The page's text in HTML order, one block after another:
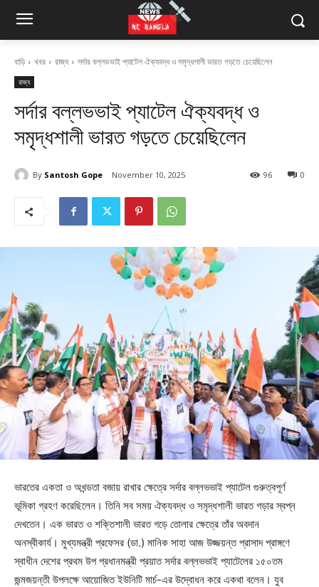
বাড়ি খবর রাজ্য সর্দার বল্লভভাই প্যাটেল ঐক্যবদ্ধ ও সমৃদ্ধশালী ভারত গড়তে চেয়েছিলেন
রাজ্য
সর্দার বল্লভভাই প্যাটেল ঐক্যবদ্ধ ও
সমৃদ্ধশালী ভারত গড়তে চেয়েছিলেন
By Santosh Gope November 10, 2025 0
96
ভারতের একতা ও অখন্ডতা বজায় রাখার ক্ষেত্রে সর্দার বল্লভভাই প্যাটেল গুরুত্বপূর্ণ
ভূমিকা গ্রহণ করেছিলেন। তিনি সব সময় ঐক্যবদ্ধ ও সমৃদ্ধশালী ভারত গড়ার স্বপ্ন
দেখতেন। এক ভারত ও শক্তিশালী ভারত গড়ে তোলার ক্ষেত্রে তাঁর অবদান
অনস্বীকার্য। মুখ্যমন্ত্রী প্রফেসর (ডা.) মানিক সাহা আজ উজ্জয়ন্ত প্রাসাদ প্রাঙ্গণে
স্বাধীন দেশের প্রথম উপ প্রধানমন্ত্রী প্রয়াত সর্দার বল্লভভাই প্যাটেলের ১৫০তম
জন্মজয়ন্তী উপলক্ষে আয়োজিত ইউনিটি মার্চ-এর উদ্বোধন করে একথা বলেন। যুব